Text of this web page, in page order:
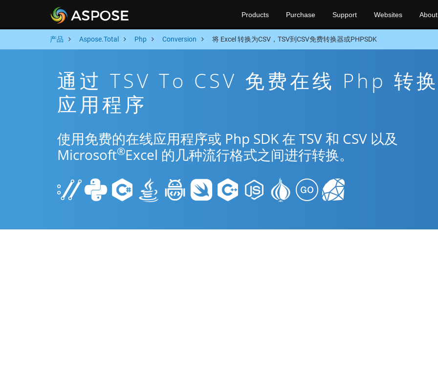
Products Purchase Support Websites About
产品 Aspose.Total Php Conversion 将 Excel 转换为CSV，TSV到CSV免费转换器或PHPSDK
通过 TSV To CSV 免费在线 Php 转换
应用程序
使用免费的在线应用程序或 Php SDK 在 TSV 和 CSV 以及
Microsoft®Excel 的几种流行格式之间进行转换。